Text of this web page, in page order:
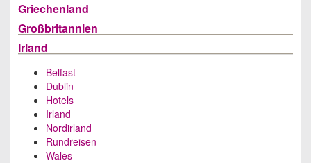
Griechenland
Großbritannien
Irland
Belfast
Dublin
Hotels
Irland
Nordirland
Rundreisen
Wales